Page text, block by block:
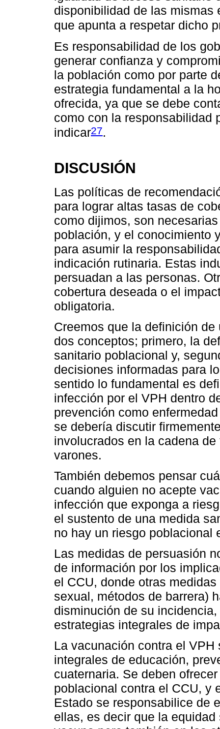
disponibilidad de las mismas
que apunta a respetar dicho
Es responsabilidad de los
generar confianza y
la población como por parte
estrategia fundamental a la
ofrecida, ya que se debe
como con la responsabilidad
indicar27.
DISCUSIÓN
Las políticas de
para lograr altas tasas de
como dijimos, son
población, y el conocimiento
para asumir la
indicación rutinaria. Estas
persuadan a las personas.
cobertura deseada o el
obligatoria.
Creemos que la definición
dos conceptos; primero, la
sanitario poblacional y,
decisiones informadas para
sentido lo fundamental es
infección por el VPH dentro
prevención como
se debería discutir
involucrados en la cadena
varones.
También debemos pensar
cuando alguien no acepte
infección que exponga a
el sustento de una medida
no hay un riesgo poblacional
Las medidas de persuasión
de información por los
el CCU, donde otras
sexual, métodos de barrera)
disminución de su
estrategias integrales de
La vacunación contra el
integrales de educación,
cuaternaria. Se deben
poblacional contra el CCU, y
Estado se responsabilice de
ellas, es decir que la